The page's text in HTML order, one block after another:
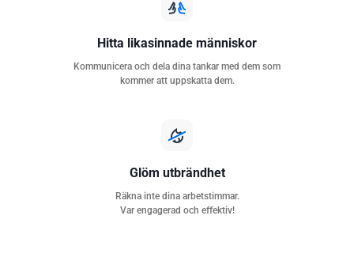
Hitta likasinnade människor
Kommunicera och dela dina tankar med dem som
kommer att uppskatta dem.
Glöm utbrändhet
Räkna inte dina arbetstimmar.
Var engagerad och effektiv!